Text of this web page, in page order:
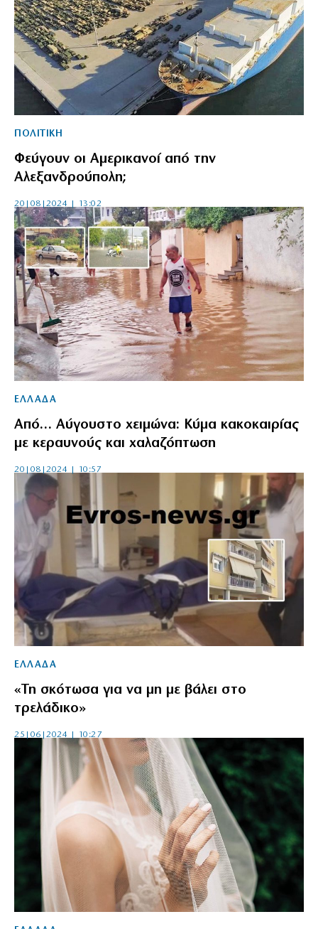
ΠΟΛΙΤΙΚΗ
Φεύγουν οι Αμερικανοί από την
Αλεξανδρούπολη;
20|08|2024 | 13:02
ΕΛΛΑΔΑ
Από… Αύγουστο χειμώνα: Κύμα κακοκαιρίας
με κεραυνούς και χαλαζόπτωση
20|08|2024 | 10:57
ΕΛΛΑΔΑ
«Τη σκότωσα για να μη με βάλει στο
τρελάδικο»
25|06|2024 | 10:27